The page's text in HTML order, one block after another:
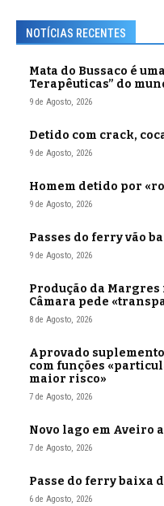
NOTÍCIAS RECENTES
Mata do Bussaco é
Terapêuticas” do
9 de Agosto, 2026
Detido com crack,
9 de Agosto, 2026
Homem detido por
9 de Agosto, 2026
Passes do ferry vão
9 de Agosto, 2026
Produção da
Câmara pede
8 de Agosto, 2026
Aprovado
com funções
maior risco»
7 de Agosto, 2026
Novo lago em Aveiro
7 de Agosto, 2026
Passe do ferry baixa
6 de Agosto, 2026